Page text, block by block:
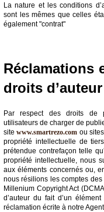
La nature et les conditions
sont les mêmes que celles
également "contrat"
Réclamations
droits d’auteur
Par respect des droits de
utilisateurs de charger de
sitewww.smartrezo.com ou
propriété intellectuelle de
prétendue contrefaçon telle
propriété intellectuelle, nous
aux éléments concernés ou,
nous résilions les comptes
Millenium Copyright Act
d’auteur du fait d’un
réclamation écrite à notre